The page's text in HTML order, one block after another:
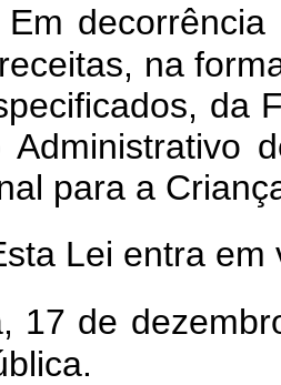
Em
na
da
Administrativo
para a
Lei entra
17 de